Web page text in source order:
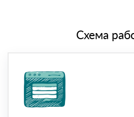
Схема